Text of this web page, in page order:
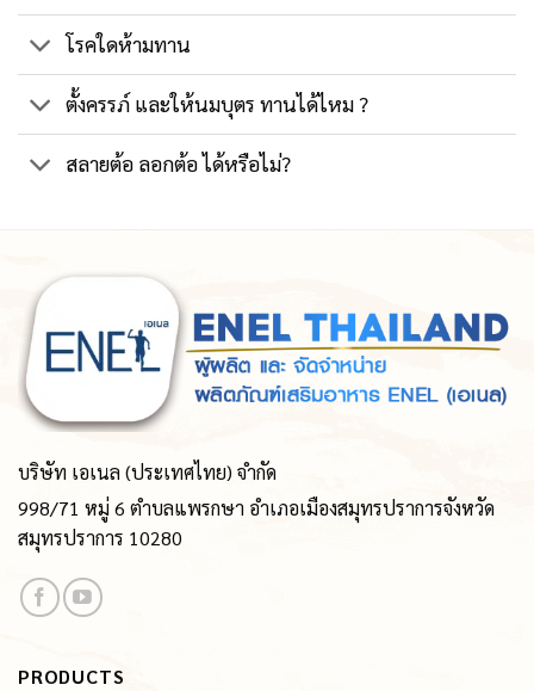
โรคใดห้ามทาน
ตั้งครรภ์ และให้นมบุตร ทานได้ไหม ?
สลายต้อ ลอกต้อ ได้หรือไม่?
บริษัท เอเนล (ประเทศไทย) จำกัด
998/71 หมู่ 6 ตำบลแพรกษา อำเภอเมืองสมุทรปราการจังหวัด
สมุทรปราการ 10280
PRODUCTS